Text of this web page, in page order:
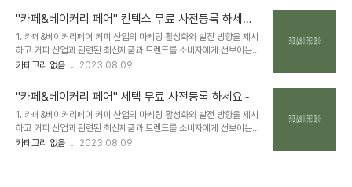
제 음향.영상 산업전 2023 KOSOUND+STAGETECH는 국내 유
일하게 대형스피커를 직접 청음 하실 수 있는 박람회입니다. 각각의 스
피커 개성을 하나하나 체험하실 수 있으며, 영상과 조명기술분야의 품
목들도 전시회에서 함께 www.kosound.kr ○ 전시일정
2023.09.06(수) ~ 2023.09.08(금) 10:00~ 17:00 ○ 입장료
지오..
"카페&베이커리 페어" 킨텍스 무료 사전등록 하세요
~1. 카페&베이커리페어 커피 산업의 마케팅 활성화와 발전 방향을 제시
하고 커피 산업과 관련된 최신제품과 트렌드를 소비자에게 선보이는
알찬 전시회입니다. 2. 카페&베이커리페어 일정 2023.10.19 ~
KINTEX 10홀 4. 카페&베이커리페어 입장료 ○ 입장료 : 6,000원
(10월 15일까지 사전 등록시 무료 입장) *** 킨텍스 전시회 사전등록
오픈 전 입니다 *** ▼ 무료 사전등록 바로가기 ▼ 2023 카페&베이
커리페어 일반인 사전등록 8.31-9.3,SETECㅣ10.19-22, 킨텍스
www.cafenbakeryfair.com *** 킨텍스 전시회 사전등록 오픈 전
카테고리 없음 2023.08.09
"카페&베이커리 페어" 세텍 무료 사전등록 하세요~
1. 카페&베이커리페어 커피 산업의 마케팅 활성화와 발전 방향을 제시
하고 커피 산업과 관련된 최신제품과 트렌드를 소비자에게 선보이는
알찬 전시회입니다. 2. 카페&베이커리페어 일정 2023.08.31 ~
카테고리 없음 2023.08.09